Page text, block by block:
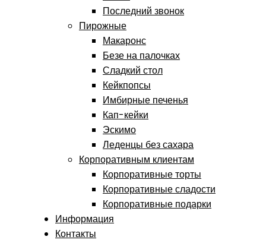
Последний звонок
Пирожные
Макаронс
Безе на палочках
Сладкий стол
Кейкпопсы
Имбирные печенья
Кап-кейки
Эскимо
Леденцы без сахара
Корпоративным клиентам
Корпоративные торты
Корпоративные сладости
Корпоративные подарки
Информация
Контакты